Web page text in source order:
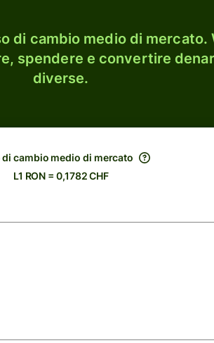
di cambio medio di mercato.
spendere e convertire
diverse.
di cambio medio di mercato
L1 RON = 0,1782 CHF